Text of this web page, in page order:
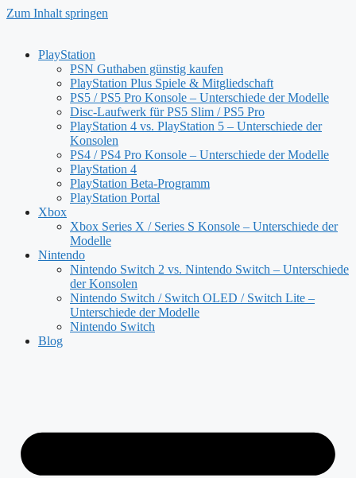
Zum Inhalt springen
PlayStation
PSN Guthaben günstig kaufen
PlayStation Plus Spiele & Mitgliedschaft
PS5 / PS5 Pro Konsole – Unterschiede der Modelle
Disc-Laufwerk für PS5 Slim / PS5 Pro
PlayStation 4 vs. PlayStation 5 – Unterschiede der
Konsolen
PS4 / PS4 Pro Konsole – Unterschiede der Modelle
PlayStation 4
PlayStation Beta-Programm
PlayStation Portal
Xbox
Xbox Series X / Series S Konsole – Unterschiede der
Modelle
Nintendo
Nintendo Switch 2 vs. Nintendo Switch – Unterschiede
der Konsolen
Nintendo Switch / Switch OLED / Switch Lite –
Unterschiede der Modelle
Nintendo Switch
Blog